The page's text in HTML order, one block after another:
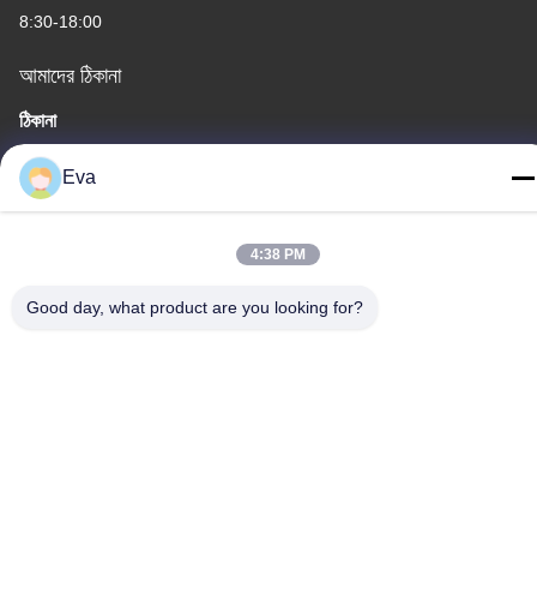
8:30-18:00
আমাদের ঠিকানা
ঠিকানা
তৃতীয় তলা, বি১৫ হুয়াচুয়াং ইন্ডাস্ট্রি এলাকা, জিনশান কুন, শিজি টাউন, প্যানু জেলা, গুয়াংজু,
গুয়াংডং চীনEva
4:38 PM
Good day, what product are you looking for?